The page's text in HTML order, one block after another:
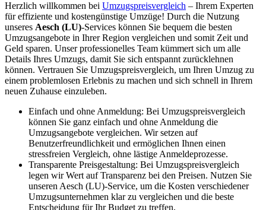
Herzlich willkommen bei Umzugspreisvergleich – Ihrem Experten
für effiziente und kostengünstige Umzüge! Durch die Nutzung
unseres Aesch (LU)-Services können Sie bequem die besten
Umzugsangebote in Ihrer Region vergleichen und somit Zeit und
Geld sparen. Unser professionelles Team kümmert sich um alle
Details Ihres Umzugs, damit Sie sich entspannt zurücklehnen
können. Vertrauen Sie Umzugspreisvergleich, um Ihren Umzug zu
einem problemlosen Erlebnis zu machen und sich schnell in Ihrem
neuen Zuhause einzuleben.
Einfach und ohne Anmeldung: Bei Umzugspreisvergleich
können Sie ganz einfach und ohne Anmeldung die
Umzugsangebote vergleichen. Wir setzen auf
Benutzerfreundlichkeit und ermöglichen Ihnen einen
stressfreien Vergleich, ohne lästige Anmeldeprozesse.
Transparente Preisgestaltung: Bei Umzugspreisvergleich
legen wir Wert auf Transparenz bei den Preisen. Nutzen Sie
unseren Aesch (LU)-Service, um die Kosten verschiedener
Umzugsunternehmen klar zu vergleichen und die beste
Entscheidung für Ihr Budget zu treffen.